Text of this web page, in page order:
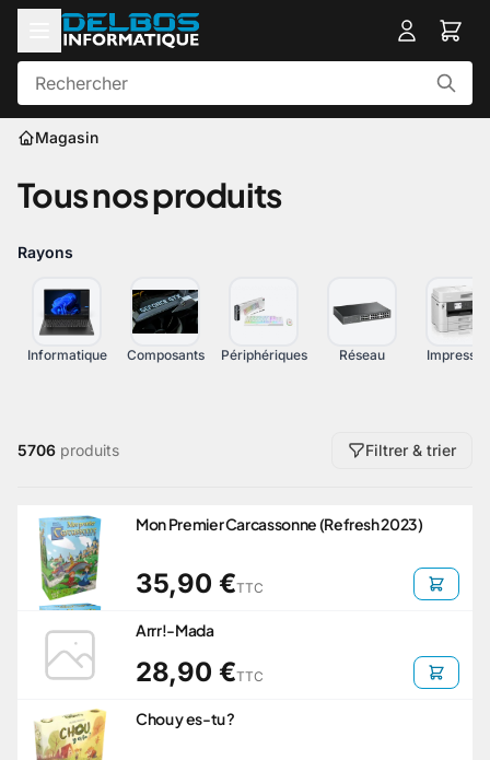
Magasin
Tous nos produits
Rayons
Informatique Composants Périphériques Réseau
5706 produits Filtrer & trier
Mon Premier Carcassonne (Refresh 2023)
35,90 €TTC
Arrr!-Mada
28,90 €TTC
Chou y es-tu ?